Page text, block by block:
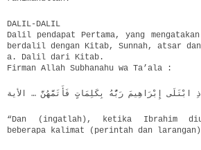
DALIL-DALIL
Dalil pendapat Pertama, yang
berdalil dengan Kitab, Sunnah, atsar
a. Dalil dari Kitab.
Firman Allah Subhanahu wa Ta’ala :
ابْتَلَى إِبْرَاهِيمَ رَبُّهُ بِكَلِمَاتٍ فَأَتَمَّهُنَّ … الأية
“Dan (ingatlah), ketika Ibrahim
beberapa kalimat (perintah dan